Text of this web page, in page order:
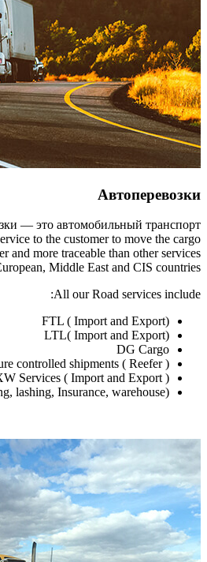
Автоперевозки
— это автомобильный транспорт.
to the customer to move the cargo.
and more traceable than other services.
Middle East and CIS countries.
All our Road services include:
FTL ( Import and Export)
LTL( Import and Export)
DG Cargo
controlled shipments ( Reefer )
Services ( Import and Export )
lashing, Insurance, warehouse)